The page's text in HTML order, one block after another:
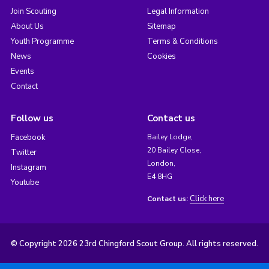
Join Scouting
About Us
Youth Programme
News
Events
Contact
Legal Information
Sitemap
Terms & Conditions
Cookies
Follow us
Facebook
Twitter
Instagram
Youtube
Contact us
Bailey Lodge,
20 Bailey Close,
London,
E4 8HG
Contact us: Click here
© Copyright 2026 23rd Chingford Scout Group. All rights reserved.